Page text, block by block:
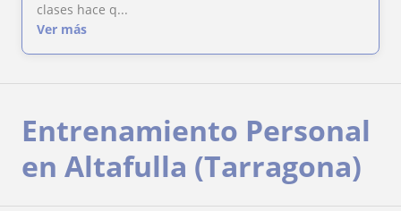
clases hace q...
Ver más
Entrenamiento Personal
en Altafulla (Tarragona)